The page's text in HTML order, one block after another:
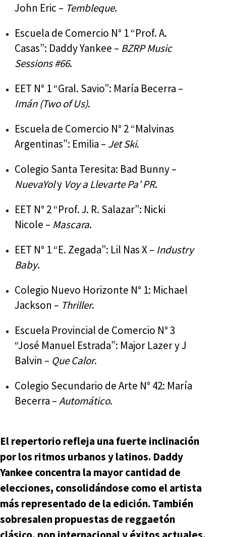
John Eric – Tembleque.
Escuela de Comercio N° 1 “Prof. A.
Casas”: Daddy Yankee – BZRP Music
Sessions #66.
EET N° 1 “Gral. Savio”: María Becerra –
Imán (Two of Us).
Escuela de Comercio N° 2 “Malvinas
Argentinas”: Emilia – Jet Ski.
Colegio Santa Teresita: Bad Bunny –
NuevaYoly Voy a Llevarte Pa’ PR.
EET N° 2 “Prof. J. R. Salazar”: Nicki
Nicole – Mascara.
EET N° 1 “E. Zegada”: Lil Nas X – Industry
Baby.
Colegio Nuevo Horizonte N° 1: Michael
Jackson – Thriller.
Escuela Provincial de Comercio N° 3
“José Manuel Estrada”: Major Lazer y J
Balvin – Que Calor.
Colegio Secundario de Arte N° 42: María
Becerra –Automático.
El repertorio refleja una fuerte inclinación
por los ritmos urbanos y latinos. Daddy
Yankee concentra la mayor cantidad de
elecciones, consolidándose como el artista
más representado de la edición. También
sobresalen propuestas de reggaetón